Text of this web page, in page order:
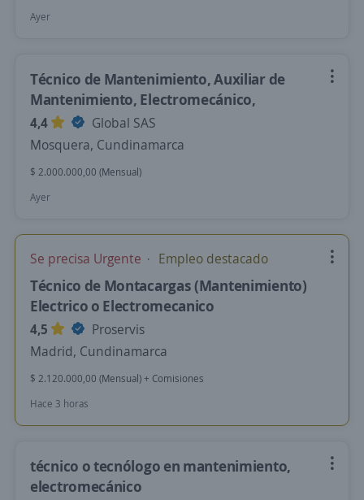
Ayer
Técnico de Mantenimiento, Auxiliar de
Mantenimiento, Electromecánico,
4,4
Global SAS
Mosquera, Cundinamarca
$ 2.000.000,00 (Mensual)
Ayer
Se precisa Urgente Empleo destacado
Técnico de Montacargas (Mantenimiento)
Electrico o Electromecanico
4,5
Proservis
Madrid, Cundinamarca
$ 2.120.000,00 (Mensual) + Comisiones
Hace 3 horas
técnico o tecnólogo en mantenimiento,
electromecánico